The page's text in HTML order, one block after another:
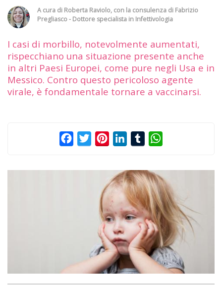
A cura di Roberta Raviolo, con la consulenza di Fabrizio
Pregliasco - Dottore specialista in Infettivologia
I casi di morbillo, notevolmente aumentati,
rispecchiano una situazione presente anche
in altri Paesi Europei, come pure negli Usa e in
Messico. Contro questo pericoloso agente
virale, è fondamentale tornare a vaccinarsi.
FacebookTwitterPinterestLinkedInTumblr